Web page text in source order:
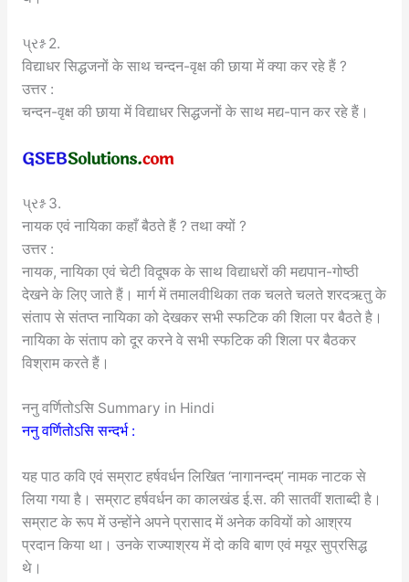
પ્રશ્ન 2.
विद्याधर सिद्धजनों के साथ चन्दन-वृक्ष की छाया में क्या कर रहे हैं ?
उत्तर :
चन्दन-वृक्ष की छाया में विद्याधर सिद्धजनों के साथ मद्य-पान कर रहे हैं।
પ્રશ્ન 3.
नायक एवं नायिका कहाँ बैठते हैं ? तथा क्यों ?
उत्तर :
नायक, नायिका एवं चेटी विदूषक के साथ विद्याधरों की मद्यपान-गोष्ठी
देखने के लिए जाते हैं। मार्ग में तमालवीथिका तक चलते चलते शरदऋतु के
संताप से संतप्त नायिका को देखकर सभी स्फटिक की शिला पर बैठते है।
नायिका के संताप को दूर करने वे सभी स्फटिक की शिला पर बैठकर
विश्राम करते हैं।
ननु वर्णितोऽसि Summary in Hindi
ननु वर्णितोऽसि सन्दर्भ :
यह पाठ कवि एवं सम्राट हर्षवर्धन लिखित ‘नागानन्दम्’ नामक नाटक से
लिया गया है। सम्राट हर्षवर्धन का कालखंड ई.स. की सातवीं शताब्दी है।
सम्राट के रूप में उन्होंने अपने प्रासाद में अनेक कवियों को आश्रय
प्रदान किया था। उनके राज्याश्रय में दो कवि बाण एवं मयूर सुप्रसिद्ध
थे।